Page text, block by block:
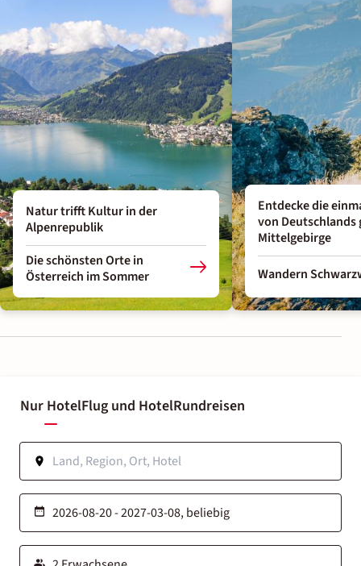
Natur trifft Kultur in der
Alpenrepublik
Die schönsten Orte in
Österreich im Sommer
Entdecke die
von
Mittelgebirge
Wandern
Nur HotelFlug und HotelRundreisen